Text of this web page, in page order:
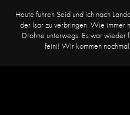
Heute fuhren Seid und ich nach
der Isar zu verbringen. Wie immer
Drohne unterwegs. Es war
feini! Wir kommen